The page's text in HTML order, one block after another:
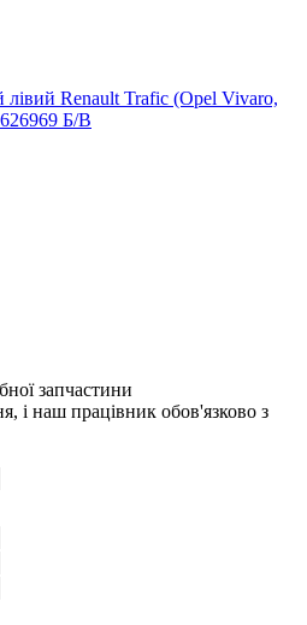
Renault Trafic (Opel Vivaro,
Б/В
запчастини
і наш працівник обов'язково з